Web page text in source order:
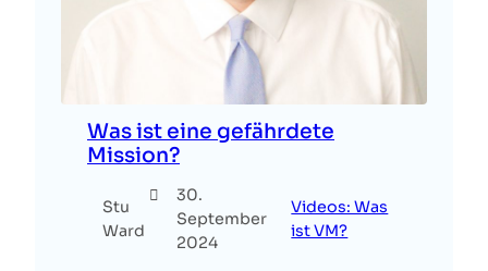
Was ist eine gefährdete
Mission?
Stu
Ward
30.
September
2024
Videos: Was
ist VM?